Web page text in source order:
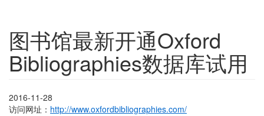
图书馆最新开通Oxford
Bibliographies数据库试用
2016-11-28
访问网址： http://www.oxfordbibliographies.com/